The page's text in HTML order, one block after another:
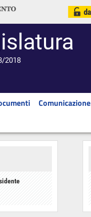
2018
Comunicazione